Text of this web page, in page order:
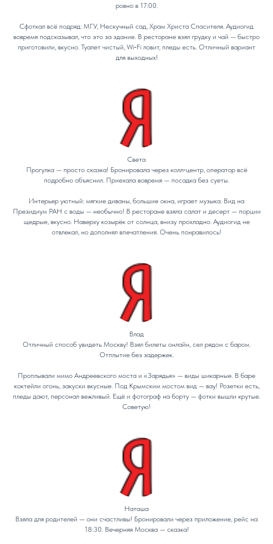
ровно в 17:00.
Сфоткал всё подряд: МГУ, Нескучный сад, Храм Христа Спасителя. Аудиогид
вовремя подсказывал, что это за здание. В ресторане взял грудку и чай — быстро
приготовили, вкусно. Туалет чистый, Wi‑Fi ловит, пледы есть. Отличный вариант
для выходных!
Света
Прогулка — просто сказка! Бронировала через колл‑центр, оператор всё
подробно объяснил. Приехала вовремя — посадка без суеты.
Интерьер уютный: мягкие диваны, большие окна, играет музыка. Вид на
Президиум РАН с воды — необычно! В ресторане взяла салат и десерт — порции
щедрые, вкусно. Наверху козырёк от солнца, внизу прохладно. Аудиогид не
отвлекал, но дополнял впечатления. Очень понравилось!
Влад
Отличный способ увидеть Москву! Взял билеты онлайн, сел рядом с баром.
Отплытие без задержек.
Проплывали мимо Андреевского моста и «Зарядья» — виды шикарные. В баре
коктейли огонь, закуски вкусные. Под Крымским мостом вид — вау! Розетки есть,
пледы дают, персонал вежливый. Ещё и фотограф на борту — фотки вышли крутые.
Советую!
Наташа
Взяла для родителей — они счастливы! Бронировали через приложение, рейс на
18:30. Вечерняя Москва — сказка!